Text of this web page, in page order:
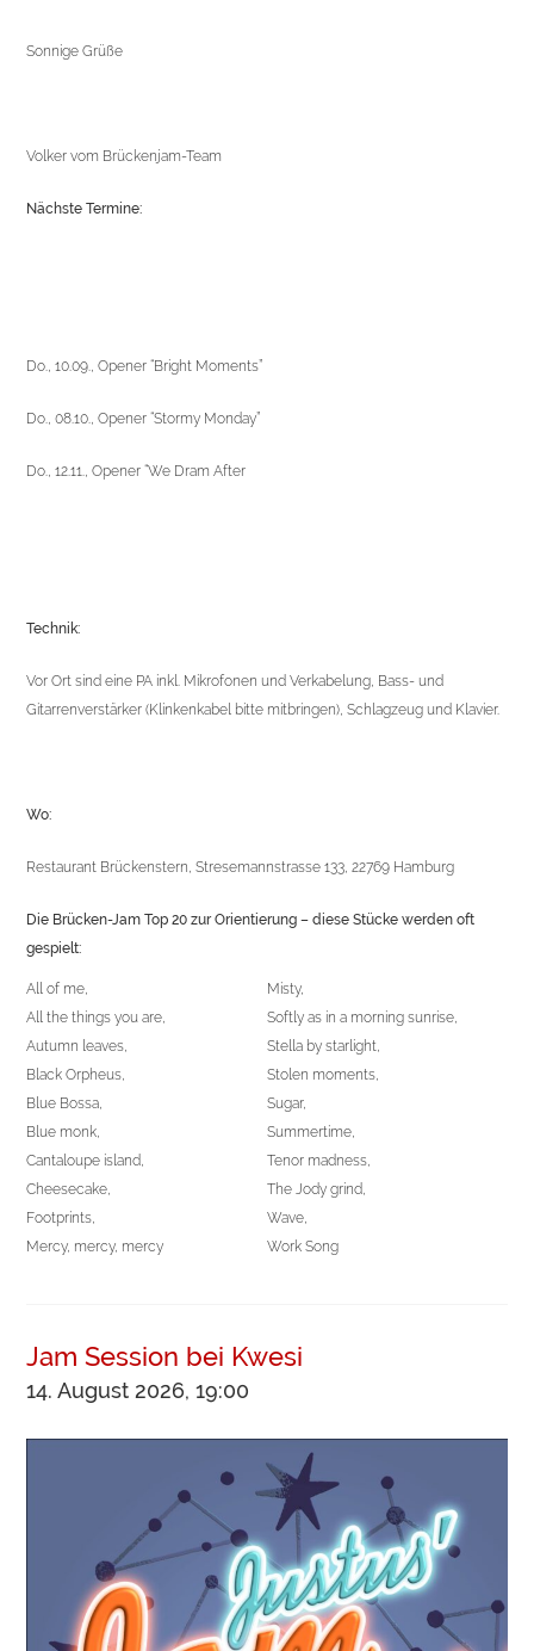
Sonnige Grüße
Volker vom Brückenjam-Team
Nächste Termine:
Do., 10.09., Opener “Bright Moments”
Do., 08.10., Opener “Stormy Monday”
Do., 12.11., Opener “We Dram After
Technik:
Vor Ort sind eine PA inkl. Mikrofonen und Verkabelung, Bass- und
Gitarrenverstärker (Klinkenkabel bitte mitbringen), Schlagzeug und Klavier.
Wo:
Restaurant Brückenstern, Stresemannstrasse 133, 22769 Hamburg
Die Brücken-Jam Top 20 zur Orientierung – diese Stücke werden oft
gespielt:
All of me,
All the things you are,
Autumn leaves,
Black Orpheus,
Blue Bossa,
Blue monk,
Cantaloupe island,
Cheesecake,
Footprints,
Mercy, mercy, mercy
Misty,
Softly as in a morning sunrise,
Stella by starlight,
Stolen moments,
Sugar,
Summertime,
Tenor madness,
The Jody grind,
Wave,
Work Song
Jam Session bei Kwesi
14. August 2026, 19:00